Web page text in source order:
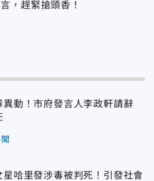
，趕緊搶頭香！
異動！市府發言人李政軒請辭
星哈里發涉毒被判死！引發社會